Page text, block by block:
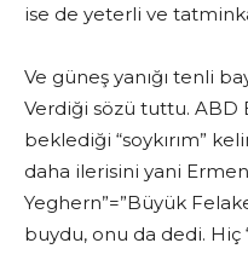
ise de yeterli ve
Ve güneş yanığı tenli
Verdiği sözü tuttu. ABD
beklediği “soykırım”
daha ilerisini yani
Yeghern”=”Büyük
buydu, onu da dedi. Hiç